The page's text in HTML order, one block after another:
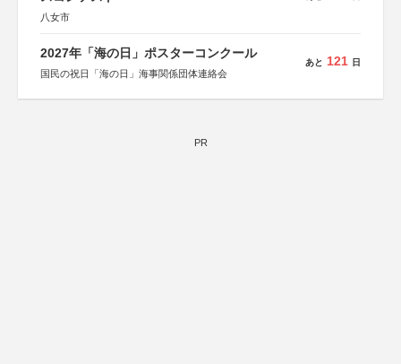
八女市
2027年「海の日」ポスターコンクール
国民の祝日「海の日」海事関係団体連絡会
あと 121 日
PR